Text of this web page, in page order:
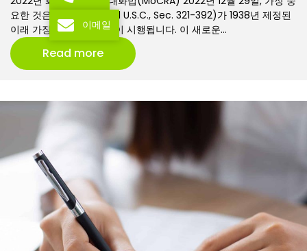
요한 것은 화장품 요건 (21 U.S.C., Sec. 321-392)가 1938년 제정된
이래 가장 중요한 개정안이 시행됩니다. 이 새로운…
Read more
이메일